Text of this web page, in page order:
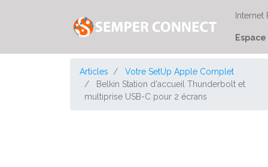
Internet
Articles
Votre SetUp Apple Complet
Belkin Station d'accueil Thunderbolt et
multiprise USB-C pour 2 écrans